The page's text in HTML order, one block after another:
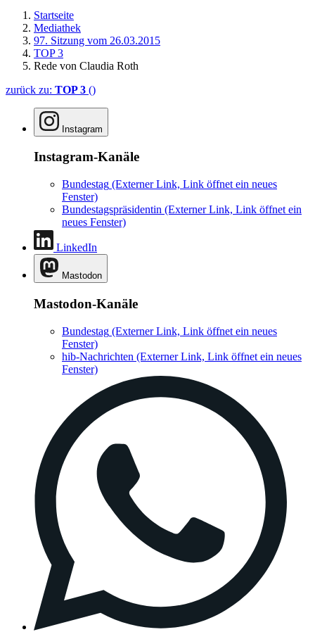
Startseite
Mediathek
97. Sitzung vom 26.03.2015
TOP 3
Rede von Claudia Roth
zurück zu: TOP 3 ()
Instagram
Instagram-Kanäle
Bundestag (Externer Link, Link öffnet ein neues
Fenster)
Bundestagspräsidentin (Externer Link, Link öffnet ein
neues Fenster)
LinkedIn
Mastodon
Mastodon-Kanäle
Bundestag (Externer Link, Link öffnet ein neues
Fenster)
hib-Nachrichten (Externer Link, Link öffnet ein neues
Fenster)